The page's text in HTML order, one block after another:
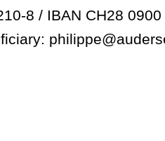
8 / IBAN CH28